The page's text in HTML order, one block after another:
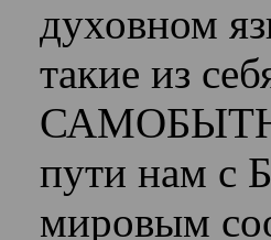
духовном
такие из
пути нам с
мировым